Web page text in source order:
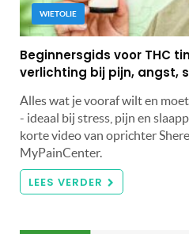
WIETOLIE
Beginnersgids voor THC
verlichting bij pijn, angst,
Alles wat je vooraf wilt en
- ideaal bij stress, pijn en
korte video van oprichter
MyPainCenter.
LEES VERDER